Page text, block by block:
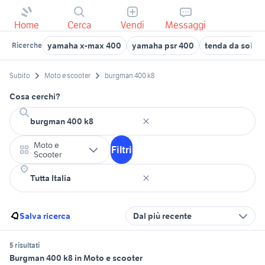
Home Cerca Vendi Messaggi
Ricerche yamaha x-max 400 yamaha psr 400 tenda da sole
Subito Moto e scooter burgman 400 k8
Cosa cerchi?
Moto e
Scooter
Filtri
Salva ricerca Dal più recente
5 risultati
Burgman 400 k8 in Moto e scooter